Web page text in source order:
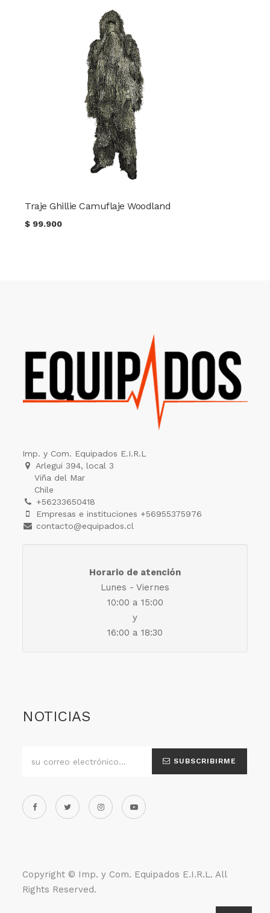
Traje Ghillie Camuflaje Woodland
$ 99.900
Imp. y Com. Equipados E.I.R.L
Arlegui 394, local 3
Viña del Mar
Chile
+56233650418
Empresas e instituciones +56955375976
contacto@equipados.cl
Horario de atención
Lunes - Viernes
10:00 a 15:00
y
16:00 a 18:30
NOTICIAS
SUBSCRIBIRME
Copyright © Imp. y Com. Equipados E.I.R.L. All
Rights Reserved.